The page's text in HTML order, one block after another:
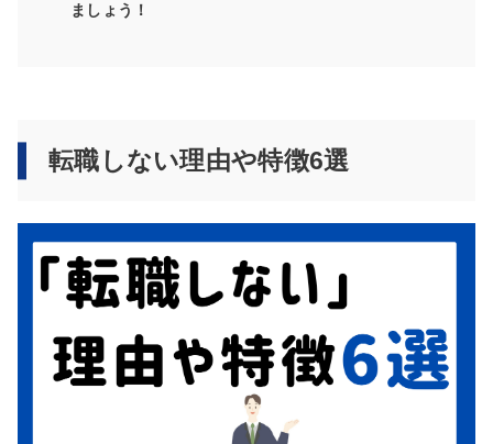
ましょう！
転職しない理由や特徴6選